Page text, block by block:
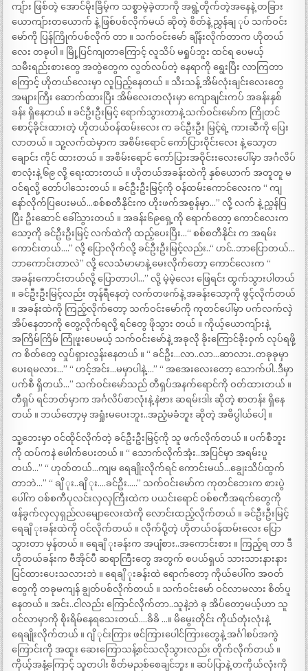
ကျ်ား ဖြစ်တဲ့ အောင်မိုးခြိမ့်က သစ္စာမဲ့ခဲ့တာကို အရွဲ့တိုက်တဲ့အနေနဲ့ တခြား
ယောကျ်ားတယောက် နဲ့ ဖြစ်ပစ်လိုက်မယ် ဆိုတဲ့ စိတ်နဲ့ ညွှန်ချ ုပ် သက်ဝင်း
မော်ကို ပြန်ကြိုက်ပစ်လိုက် တာ ။ သက်ဝင်းမော် ချိန်းလိုက်တာက ဟိုတယ်
လေး တခုပါ ။ မြို့ပြင်ကျတာကြောင့် လူသိပ် မရှုပ်ဘူး ထင်ရ ပေမယ့်
သမီးရည်းစားတွေ အတွဲတွေက လွတ်လပ်တဲ့ နေရာကို ရွေးပြီး လာကြတာ
ကြောင့် ဟိုတယ်လေးမှာ လူပြည့်နေတယ် ။ သီးသန့် အိမ်လုံးချင်းလေးတွေ
အများကြီး ဆောက်ထားပြီး အိမ်လေးတလုံးမှာ ကျောချင်းကပ် အခန်းနှစ်
ခန်း ရှိနေတယ် ။ ခင်ဦးဦးမြင့် ရောက်သွားတာနဲ့ သက်ဝင်းမော်က ကြိုတင်
စောင့်ခိုင်းထားတဲ့ ဟိုတယ်ဝန်ထမ်းလေး က ခင်ဦးဦး မြင့်ရဲ့ ကားဆီကို ပြေး
လာတယ် ။ သူ့လက်ထဲမှာက အစိမ်းရောင် ကော်ပြားဝိုင်းလေး နဲ့ သော့တ
ချောင်း ကိုင် ထားတယ် ။ အစိမ်းရောင် ကော်ပြားအဝိုင်းးလေးပေါ်မှာ အင်္ဂလိပ်
စာလုံးနဲ့ ၆၉ လို့ ရေးထားတယ် ။ ဟိုတယ်အခန်းထဲကို နှစ်ယောက် အတူတူ မ
ဝင်ရလို့ တော်ပါသေးတယ် ။ ခင်ဦးဦးမြင့်ကို ဝန်ထမ်းကောင်လေးက “ ကျ
နော်လိုက်ပြပေးမယ်…စစ်စတီနိုင်းက ဟိုးဖက်အစွန်မှာ…” လို့ လက် နဲ့ ညွှန်ပြ
ပြီး ဦးဆောင် ခေါ်သွားတယ် ။ အခန်း၆၉ရှေ့ကို ရောက်တော့ ကောင်လေးက
သော့ကို ခင်ဦးဦးမြင့် လက်ထဲကို ထည့်ပေးပြီး…“ စစ်စတီနိုင်း က အရမ်း
ကောင်းတယ်….” လို့ ပြောလိုက်လို့ ခင်ဦးဦးမြင့်လည်း..“ ဟင်..ဘာပြောတယ်…
ဘာကောင်းတာလဲ” လို့ လေသံမာမာနဲ့ မေးလိုက်တော့ ကောင်လေးက “
အခန်းကောင်းတယ်လို့ ပြောတာပါ…” လို့ မဲ့မဲ့လေး ဖြေရင်း ထွက်သွားပါတယ်
။ ခင်ဦးဦးမြင့်လည်း တုန်ရီနေတဲ့ လက်တဖက်နဲ့ အခန်းသော့ကို ဖွင့်လိုက်တယ်
။ အခန်းထဲကို ကြည့်လိုက်တော့ သက်ဝင်းမော်ကို ကုတင်ပေါ်မှာ ပက်လက်လှဲ
အိပ်နေတာကို တွေ့လိုက်ရလို့ ရင်တွေ ဖိုသွား တယ် ။ ကိုယ့်ယောကျ်ားနဲ့
အကြိမ်ကြိမ် ကြုံဖူးပေမယ့် သက်ဝင်းမော်နဲ့ အခုလို ခိုးကြောင်ခိုးဝှက် လုပ်ရဖို့
က စိတ်တွေ လှုပ်ရှားလွန်းနေတယ် ။ “ ခင်ဦး…လာ..လာ…ဆာလား..တခုခုမှာ
ပေးရမလား…” “ ဟင့်အင်း…မမှာပါနဲ့….” “ အအေးလေးတော့ သောက်ပါ..ဒီမှာ
ပက်စီ ရှိတယ်…” သက်ဝင်းမော်သည် တီရှပ်အနက်ရောင်ကို ဝတ်ထားတယ် ။
တီရှပ် ရင်ဘတ်မှာက အင်္ဂလိပ်စာလုံးနဲ့ နဲဗား ဆရမ်းဒါး ဆိုတဲ့ စာတန်း ရှိနေ
တယ် ။ ဘယ်တော့မှ အရှုံးမပေးဘူး..အညံ့မခံဘူး ဆိုတဲ့ အဓိပ္ပါယ်ပေါ့ ။
သူ့ဘေးမှာ ဝင်ထိုင်လိုက်တဲ့ ခင်ဦးဦးမြင့်ကို သူ ဖက်လိုက်တယ် ။ ပက်စီဘူး
ကို ထပ်ကနဲ ဖေါက်ပေးတယ် ။ “ သောက်လိုက်အုံး..အပြင်မှာ အရမ်းပူ
တယ်…” “ ဟုတ်တယ်…ကျမ ရေချိုးလိုက်ရင် ကောင်းမယ်…ချွေးသိပ်ထွက်
တာဘဲ…” “ ချိ ုး..ချိ ုး….ခင်ဦး…..” သက်ဝင်းမော်က ကုတင်ဘေးက စားပွဲ
ပေါ်က ဝစ်စကီပုလင်းလှလှကြီးထဲက ပယင်းရောင် ဝစ်စကီအရက်တွေကို
ဖန်ခွက်လှလှရှည်လမျောလေးထဲကို လောင်းထည့်လိုက်တယ် ။ ခင်ဦးဦးမြင့်
ရေချိ ုးခန်းထဲကို ဝင်လိုက်တယ် ။ လိုက်ပို့တဲ့ ဟိုတယ်ဝန်ထမ်းလေး ပြော
သွားတာ မှန်တယ် ။ ရေချိ ုးခန်းက အပျံစား..အကောင်းစား ။ ကြည့်ရ တာ ဒီ
ဟိုတယ်ခန်းက ဗီအိုင်ပီ ဆရာကြီးတွေ အတွက် စပယ်ရှယ် သားသားနားနား
ပြင်ထားပေးသလားဘဲ ။ ရေချိ ုးခန်းထဲ ရောက်တော့ ကိုယ်ပေါ်က အဝတ်
တွေကို တခုမကျန် ချွတ်ပစ်လိုက်တယ် ။ သက်ဝင်းမော် ဝင်လာမလား စိတ်ပူ
နေတယ် ။ အင်း..ငါလည်း ကြောင်လိုက်တာ..သူနဲ့ဘဲ ခု အိပ်တော့မယ့်ဟာ သူ
ဝင်လာမှာကို စိုးရိမ်နေရသေးတယ်….ခိခိ …။ မိမွေးတိုင်း ကိုယ်တုံးလုံးနဲ့
ရေချိုးလိုက်တယ် ။ ဂျိ ုင်းကြား ဖင်ကြားပေါင်ကြားတွေနဲ့ အင်္ဂါစပ်အကွဲ
ကြောင်းကို အထူး ဆေးကြောသန့်စင်သလိုသွားလည်း တိုက်လိုက်တယ် ။
ကိုယ့်အနံ့ကြောင့် သူတပါး စိတ်မညစ်စေချင်ဘူး ။ ဆပ်ပြာနဲ့ တကိုယ်လုံးကို